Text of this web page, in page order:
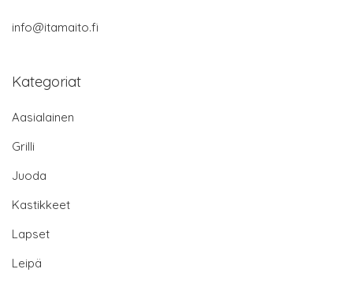
info@itamaito.fi
Kategoriat
Aasialainen
Grilli
Juoda
Kastikkeet
Lapset
Leipä